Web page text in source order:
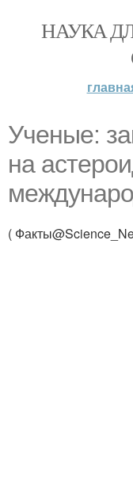
НАУКА
Ученые:
на
(